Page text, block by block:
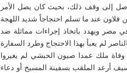
إلى وقف ذلك، بحيث كان يصل الأمر
عند ما تسلم احتجاجاً شديد اللهجة
للأقباط في مصر ويهدد باتخاذ إجراءات مماثلة ضد
لم يعبأ بهذا الاحتجاج وطرد السفارة
وفاة ملك عمدا صيون الحبشي لم يغيروا
أرعد الملقب بسفينة المسيح أو دعاء